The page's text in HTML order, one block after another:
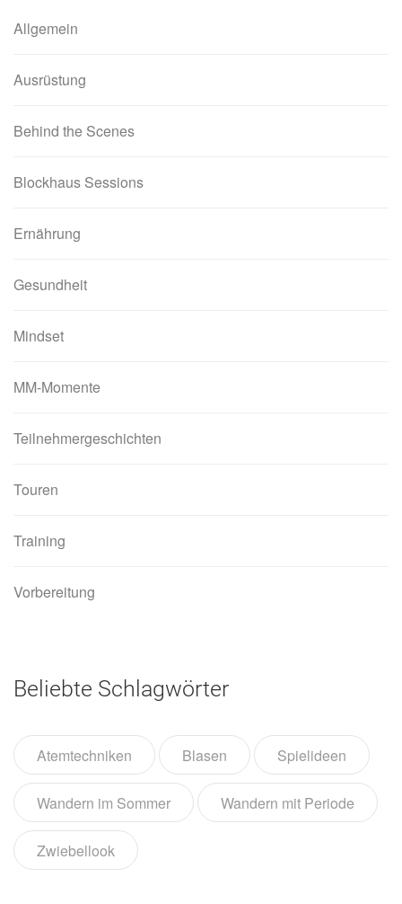
Allgemein
Ausrüstung
Behind the Scenes
Blockhaus Sessions
Ernährung
Gesundheit
Mindset
MM-Momente
Teilnehmergeschichten
Touren
Training
Vorbereitung
Beliebte Schlagwörter
Atemtechniken Blasen Spielideen
Wandern im Sommer Wandern mit Periode
Zwiebellook